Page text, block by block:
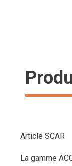
Article SCAR
La gamme